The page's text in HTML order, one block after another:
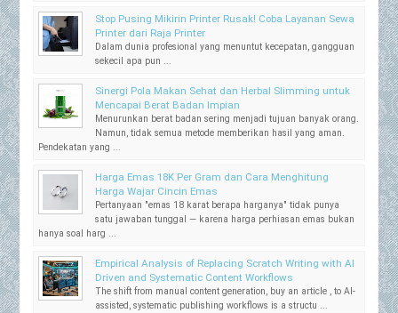
Stop Pusing Mikirin Printer Rusak! Coba Layanan Sewa
Printer dari Raja Printer
Dalam dunia profesional yang menuntut kecepatan, gangguan
sekecil apa pun ...
Sinergi Pola Makan Sehat dan Herbal Slimming untuk
Mencapai Berat Badan Impian
Menurunkan berat badan sering menjadi tujuan banyak orang.
Namun, tidak semua metode memberikan hasil yang aman.
Pendekatan yang ...
Harga Emas 18K Per Gram dan Cara Menghitung
Harga Wajar Cincin Emas
Pertanyaan "emas 18 karat berapa harganya" tidak punya
satu jawaban tunggal — karena harga perhiasan emas bukan
hanya soal harg ...
Empirical Analysis of Replacing Scratch Writing with AI
Driven and Systematic Content Workflows
The shift from manual content generation, buy an article , to AI-
assisted, systematic publishing workflows is a structu ...